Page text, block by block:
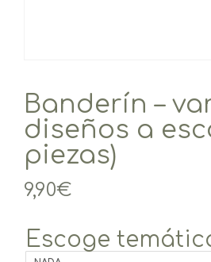
Banderín –
diseños a
piezas)
9,90€
Escoge